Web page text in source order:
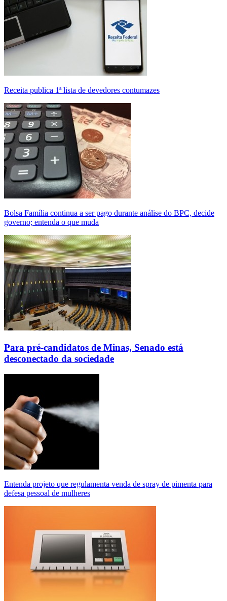
Receita publica 1ª lista de devedores contumazes
Bolsa Família continua a ser pago durante análise do BPC, decide
governo; entenda o que muda
Para pré-candidatos de Minas, Senado está
desconectado da sociedade
Entenda projeto que regulamenta venda de spray de pimenta para
defesa pessoal de mulheres